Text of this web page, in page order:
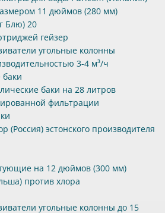
11 дюймов (280 мм)
Блю) 20
гейзер
угольные колонны
3-4 м³/ч
баки на 28 литров
фильтрации
(Россия) эстонского производителя
на 12 дюймов (300 мм)
против хлора
угольные колонны до 15